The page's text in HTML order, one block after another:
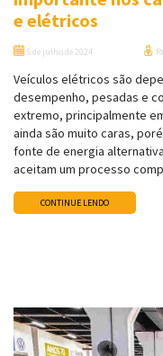
e elétricos
5 de julho de 2024
Veículos elétricos são
desempenho, pesadas e
extremo, principalmente
ainda são muito caras,
fonte de energia
aceitam um processo
CONTINUE LENDO